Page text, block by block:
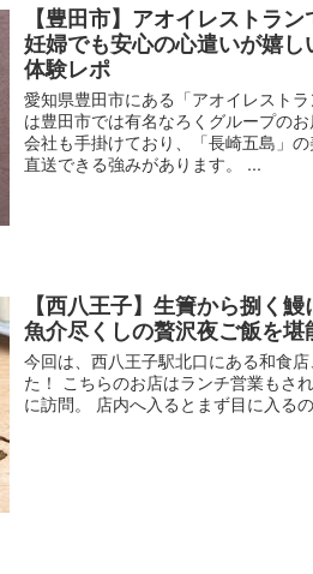
【豊田市】アオイレストラ
妊婦でも安心の心遣いが嬉
体験レポ
愛知県豊田市にある「アオイレスト
は豊田市では有名なろくグループの
会社も手掛けており、「長崎五島」
直送できる強みがあります。 ...
【西八王子】生簀から捌く
魚介尽くしの贅沢夜ご飯を
今回は、西八王子駅北口にある和食
た！ こちらのお店はランチ営業もさ
に訪問。 店内へ入るとまず目に入る